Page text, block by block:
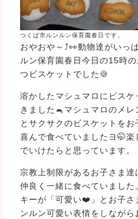
つくば市ルンルン保育園春日です。
おやおや～⤴️👀動物達がいっ
ルン保育園春日今日の15時
つビスケットでした🍪
溶かしたマシュマロにビス
きました🐁マシュマロのメ
とサクサクのビスケットを
喜んで食べていましたヨ🤭
でいけたらと思っています。
宗教上制限があるお子さま
仲良く一緒に食べていまし
キーが「可愛い❤️」とお子さ
ンルン可愛い表情をしなが